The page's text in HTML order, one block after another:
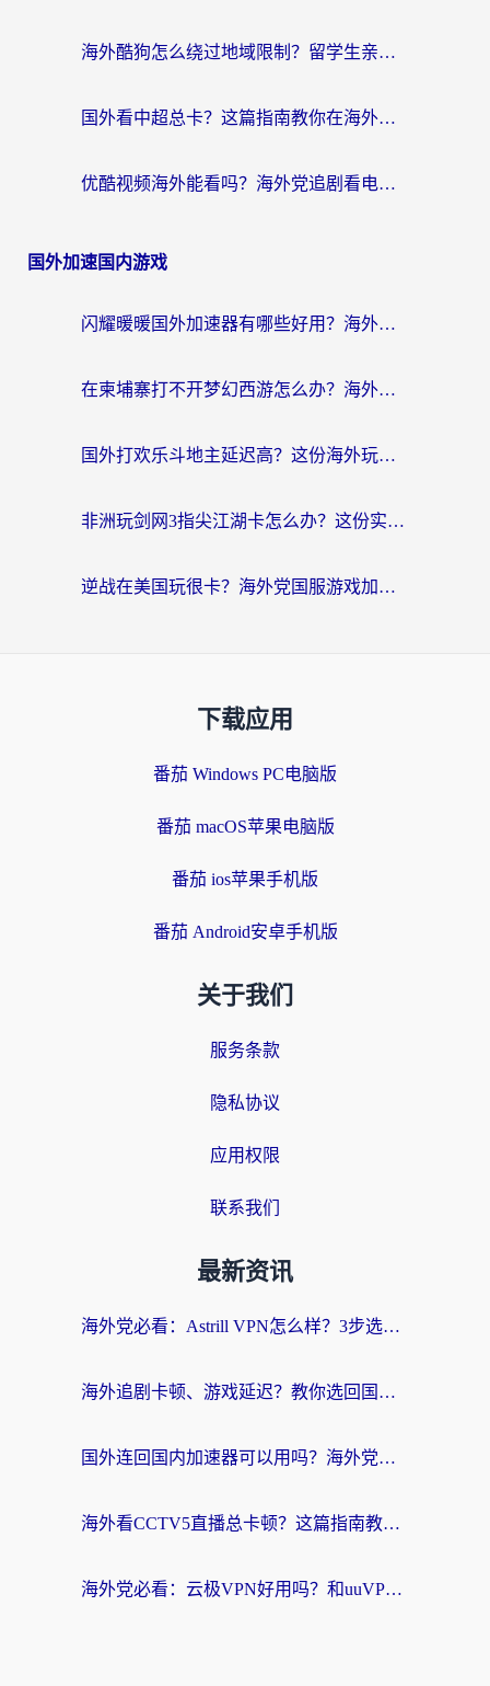
海外酷狗怎么绕过地域限制？留学生亲测有效的回国加速器选择指南
国外看中超总卡？这篇指南教你在海外流畅看体育赛事+中文解说（附避坑技巧）
优酷视频海外能看吗？海外党追剧看电影的终极解决方案来了
国外加速国内游戏
闪耀暖暖国外加速器有哪些好用？海外党亲测的国服游戏加速终极指南
在柬埔寨打不开梦幻西游怎么办？海外玩家国服游戏加速终极指南
国外打欢乐斗地主延迟高？这份海外玩家国服游戏加速指南帮你解决卡顿烦恼
非洲玩剑网3指尖江湖卡怎么办？这份实测有效的国服游戏加速指南请收好
逆战在美国玩很卡？海外党国服游戏加速终极指南（附DNF宝可梦加速技巧）
下载应用
番茄 Windows PC电脑版
番茄 macOS苹果电脑版
番茄 ios苹果手机版
番茄 Android安卓手机版
关于我们
服务条款
隐私协议
应用权限
联系我们
最新资讯
海外党必看：Astrill VPN怎么样？3步选对回国加速器实现无缝刷剧玩游戏
海外追剧卡顿、游戏延迟？教你选回国加速器，附免费加速器试用一小时福利
国外连回国内加速器可以用吗？海外党亲测实用指南，解决追剧游戏卡顿难题
海外看CCTV5直播总卡顿？这篇指南教你选对回国加速器，无缝刷国内资源
海外党必看：云极VPN好用吗？和uuVPN对比哪个回国效果更好？附真实体验+避坑指南